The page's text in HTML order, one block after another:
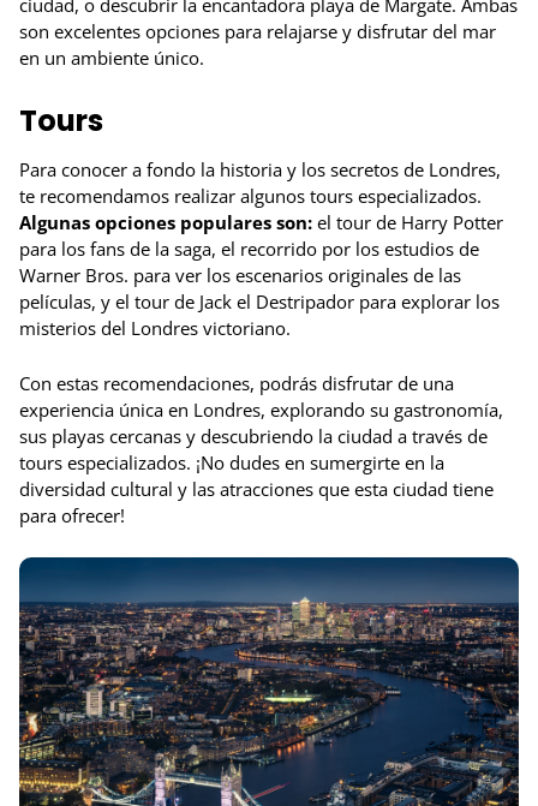
ciudad, o descubrir la encantadora playa de Margate. Ambas
son excelentes opciones para relajarse y disfrutar del mar
en un ambiente único.
Tours
Para conocer a fondo la historia y los secretos de Londres,
te recomendamos realizar algunos tours especializados.
Algunas opciones populares son: el tour de Harry Potter
para los fans de la saga, el recorrido por los estudios de
Warner Bros. para ver los escenarios originales de las
películas, y el tour de Jack el Destripador para explorar los
misterios del Londres victoriano.
Con estas recomendaciones, podrás disfrutar de una
experiencia única en Londres, explorando su gastronomía,
sus playas cercanas y descubriendo la ciudad a través de
tours especializados. ¡No dudes en sumergirte en la
diversidad cultural y las atracciones que esta ciudad tiene
para ofrecer!